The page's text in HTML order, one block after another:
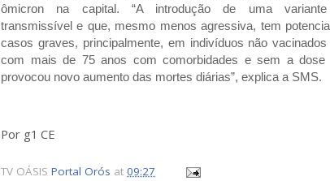
ômicron na capital. “A introdução de uma variante
transmissível e que, mesmo menos agressiva, tem
casos graves, principalmente, em indivíduos não vacinados
com mais de 75 anos com comorbidades e sem a dose
provocou novo aumento das mortes diárias”, explica a SMS.
Por g1 CE
TV OÁSIS Portal Orós at 09:27